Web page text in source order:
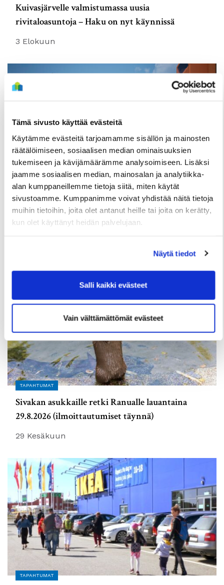
Tämä sivusto käyttää evästeitä
Käytämme evästeitä tarjoamamme sisällön ja mainosten
räätälöimiseen, sosiaalisen median ominaisuuksien
tukemiseen ja kävijämäärämme analysoimiseen. Lisäksi
jaamme sosiaalisen median, mainosalan ja analytiikka-
alan kumppaneillemme tietoja siitä, miten käytät
sivustoamme. Kumppanimme voivat yhdistää näitä tietoja
muihin tietoihin, joita olet antanut heille tai joita on kerätty,
kun olet käyttänyt heidän palvelujaan.
Näytä tiedot
Salli kaikki evästeet
Vain välttämättömät evästeet
Kuivasjärvelle valmistumassa uusia
rivitaloasuntoja – Haku on nyt käynnissä
3 Elokuun
Useita uudis- ja peruskorjauskohteita
valmistumassa loppuvuonna, hakuajat alkavat
elokuussa
TAPAHTUMAT
Sivakan asukkaille retki Ranualle lauantaina
29.8.2026 (ilmoittautumiset täynnä)
29 Kesäkuun
TAPAHTUMAT